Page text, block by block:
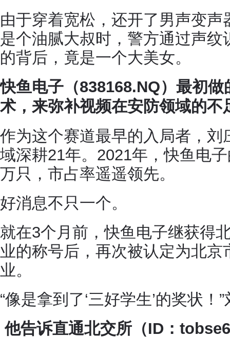
由于穿着宽松，还开了男声变
是个油腻大叔时，警方通过声
的背后，竟是一个大美女。
快鱼电子（838168.NQ）最初
术，来弥补视频在安防领域的不
作为这个赛道最早的入局者，
域深耕21年。2021年，快鱼电
万只，市占率遥遥领先。
好消息不只一个。
就在3个月前，快鱼电子继获得
业的称号后，再次被认定为北京
业。
“像是拿到了‘三好学生’的奖状！
他告诉直通北交所（ID：